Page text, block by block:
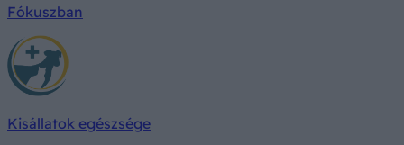
Fókuszban
Kisállatok egészsége